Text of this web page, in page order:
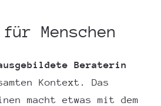
Menschen
Beraterin
Kontext. Das
macht etwas mit dem